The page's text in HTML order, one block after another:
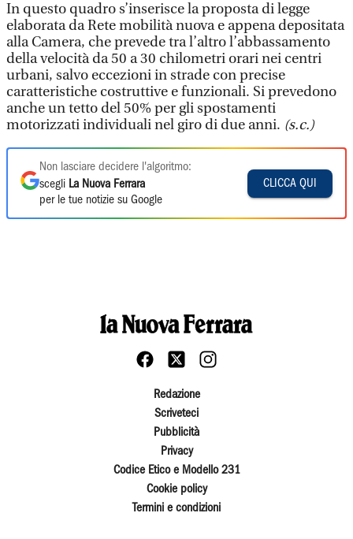
In questo quadro s’inserisce la proposta di legge
elaborata da Rete mobilità nuova e appena depositata
alla Camera, che prevede tra l’altro l’abbassamento
della velocità da 50 a 30 chilometri orari nei centri
urbani, salvo eccezioni in strade con precise
caratteristiche costruttive e funzionali. Si prevedono
anche un tetto del 50% per gli spostamenti
motorizzati individuali nel giro di due anni. (s.c.)
Non lasciare decidere l'algoritmo:
scegli La Nuova Ferrara
per le tue notizie su Google
CLICCA QUI
Redazione
Scriveteci
Pubblicità
Privacy
Codice Etico e Modello 231
Cookie policy
Termini e condizioni